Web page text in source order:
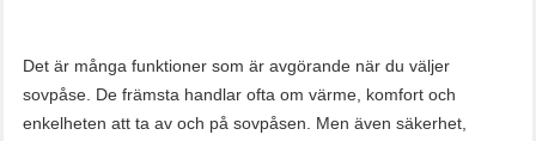
Det är många funktioner som är avgörande när du väljer
sovpåse. De främsta handlar ofta om värme, komfort och
enkelheten att ta av och på sovpåsen. Men även säkerhet,